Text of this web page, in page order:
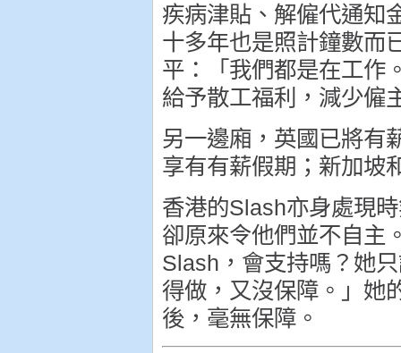
疾病津貼、解僱代通知
十多年也是照計鐘數而
平：「我們都是在工作
給予散工福利，減少僱
另一邊廂，英國已將有
享有有薪假期；新加坡
香港的Slash亦身處現
卻原來令他們並不自主
Slash，會支持嗎？她
得做，又沒保障。」她
後，毫無保障。